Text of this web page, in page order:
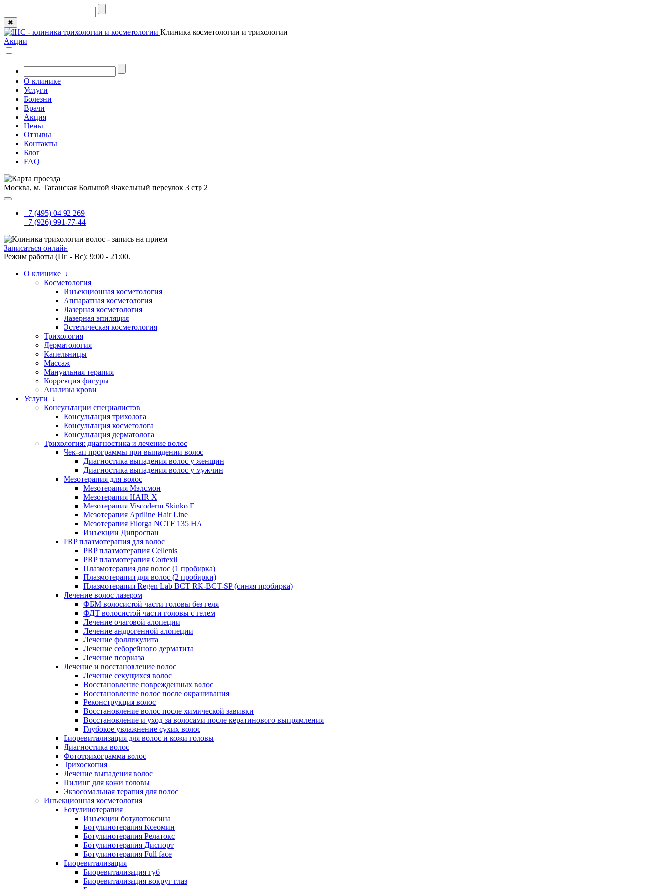
✖
Клиника косметологии и трихологии
Акции
О клинике
Услуги
Болезни
Врачи
Акция
Цены
Отзывы
Контакты
Блог
FAQ
Москва, м. Таганская Большой Факельный переулок 3 стр 2
+7 (495) 04 92 269
+7 (926) 991-77-44
Записаться онлайн
Режим работы (Пн - Вс): 9:00 - 21:00.
О клинике ↓
Косметология
Инъекционная косметология
Аппаратная косметология
Лазерная косметология
Лазерная эпиляция
Эстетическая косметология
Трихология
Дерматология
Капельницы
Массаж
Мануальная терапия
Коррекция фигуры
Анализы крови
Услуги ↓
Консультации специалистов
Консультация трихолога
Консультация косметолога
Консультация дерматолога
Трихология: диагностика и лечение волос
Чек-ап программы при выпадении волос
Диагностика выпадения волос у женщин
Диагностика выпадения волос у мужчин
Мезотерапия для волос
Мезотерапия Мэлсмон
Мезотерапия HAIR X
Мезотерапия Viscoderm Skinko E
Мезотерапия Apriline Hair Line
Мезотерапия Filorga NCTF 135 HA
Инъекции Дипроспан
PRP плазмотерапия для волос
PRP плазмотерапия Cellenis
PRP плазмотерапия Cortexil
Плазмотерапия для волос (1 пробирка)
Плазмотерапия для волос (2 пробирки)
Плазмотерапия Regen Lab BCT RK-BCT-SP (синяя пробирка)
Лечение волос лазером
ФБМ волосистой части головы без геля
ФДТ волосистой части головы с гелем
Лечение очаговой алопеции
Лечение андрогенной алопеции
Лечение фолликулита
Лечение себорейного дерматита
Лечение псориаза
Лечение и восстановление волос
Лечение секущихся волос
Восстановление поврежденных волос
Восстановление волос после окрашивания
Реконструкция волос
Восстановление волос после химической завивки
Восстановление и уход за волосами после кератинового выпрямления
Глубокое увлажнение сухих волос
Биоревитализация для волос и кожи головы
Диагностика волос
Фототрихограмма волос
Трихоскопия
Лечение выпадения волос
Пилинг для кожи головы
Экзосомальная терапия для волос
Инъекционная косметология
Ботулинотерапия
Инъекции ботулотоксина
Ботулинотерапия Ксеомин
Ботулинотерапия Релатокс
Ботулинотерапия Диспорт
Ботулинотерапия Full face
Биоревитализация
Биоревитализация губ
Биоревитализация вокруг глаз